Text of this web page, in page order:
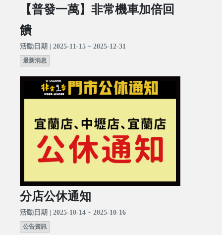
【普發一萬】非常機車加倍回
饋
活動日期 | 2025-11-15 ~ 2025-12-31
最新消息
分店公休通知
活動日期 | 2025-10-14 ~ 2025-10-16
公告資訊